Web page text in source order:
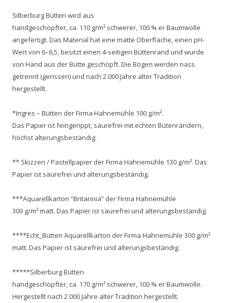
Silberburg Bütten wird aus
handgeschöpfter, ca. 110 g/m² schwerer, 100 % er Baumwolle
angefertigt. Das Material hat eine matte Oberfläche, einen pH-
Wert von 6–6,5, besitzt einen 4-seitigen Büttenrand und wurde
von Hand aus der Bütte geschöpft. Die Bögen werden nass
getrennt (gerissen) und nach 2.000 Jahre alter Tradition
hergestellt.
*Ingres – Bütten der Firma Hahnemühle 100 g/m².
Das Papier ist feingerippt, säurefrei mit echten Bütenrändern,
höchst alterungsbeständig.
** Skizzen / Pastellpapier der Firma Hahnemühle 130 g/m². Das
Papier ist säurefrei und alterungsbeständig.
***Aquarellkarton “Britannia” der Firma Hahnemühle
300 g/m² matt. Das Papier ist säurefrei und alterungsbeständig.
****Echt_Bütten Aquarellkarton der Firma Hahnemühle 300 g/m²
matt. Das Papier ist säurefrei und alterungsbeständig.
*****Silberburg Bütten
handgeschöpfter, ca. 170 g/m² schwerer, 100 % er Baumwolle.
Hergestellt nach 2.000 Jahre alter Tradition hergestellt.